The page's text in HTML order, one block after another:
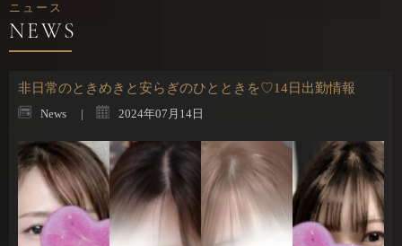
ニュース
非日常のときめきと安らぎのひとときを♡14日出勤情報
News 2024年07月14日